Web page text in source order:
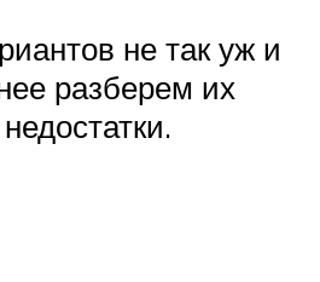
не так уж и
разберем их